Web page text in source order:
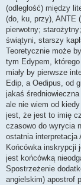
(odległość) między
(do, ku, przy), ANTE
pierwotny;
świątyni, starszy
Teoretycznie może
tym Edypem,
miały by pierwsze
Edip, a Oedipus, od
jakaś
ale nie wiem od
jest, że jest to imię
czasowo do wyrycia
ostatnia
Końcówka inskrypcji
jest końcówką
Spostrzeżenie
angielskim) apostrof